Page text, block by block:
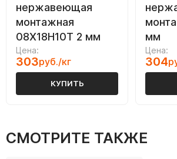
нержавеющая
монтажная
08Х18Н10Т 2 мм
Цена:
303руб./кг
КУПИТЬ
мм
Цена:
304
СМОТРИТЕ ТАКЖЕ